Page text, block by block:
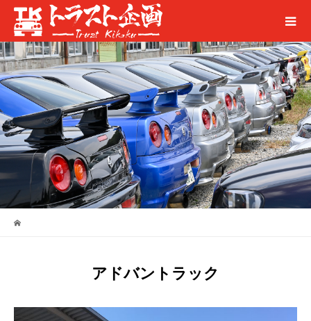
アドバントラック